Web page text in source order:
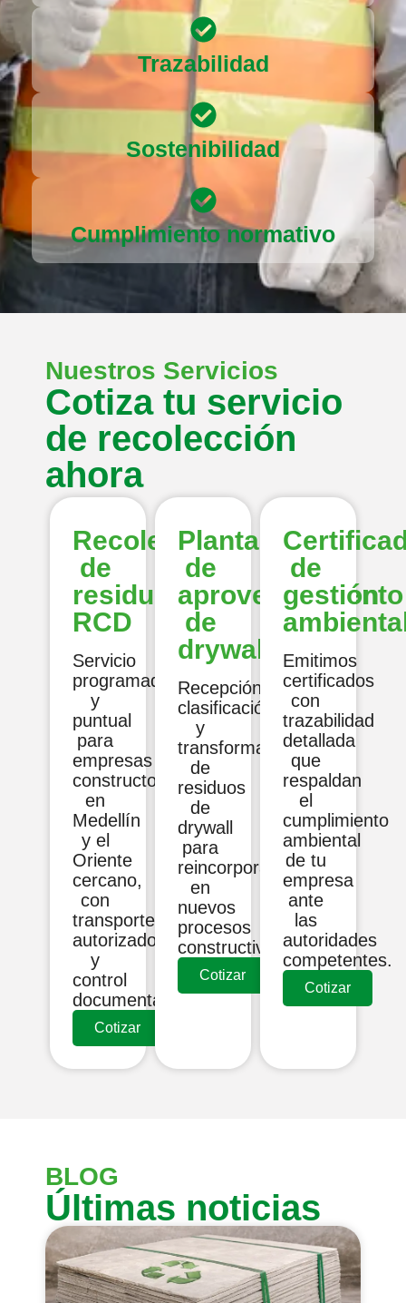
Trazabilidad
Sostenibilidad
Cumplimiento normativo
Nuestros Servicios
Cotiza tu servicio
de recolección
ahora
Recolección
de
residuos
RCD
Servicio
programado
y
puntual
para
empresas
constructoras
en
Medellín
y el
Oriente
cercano,
con
transporte
autorizado
y
control
documental.
Cotizar
Planta
de
aprovechamiento
de
drywall
Recepción,
clasificación
y
transformación
de
residuos
de
drywall
para
reincorporación
en
nuevos
procesos
constructivos.
Cotizar
de
gestión
Emitimos
certificados
con
trazabilidad
detallada
que
respaldan
el
cumplimiento
ambiental
de tu
empresa
ante
las
autoridades
competentes.
Cotizar
BLOG
Últimas noticias